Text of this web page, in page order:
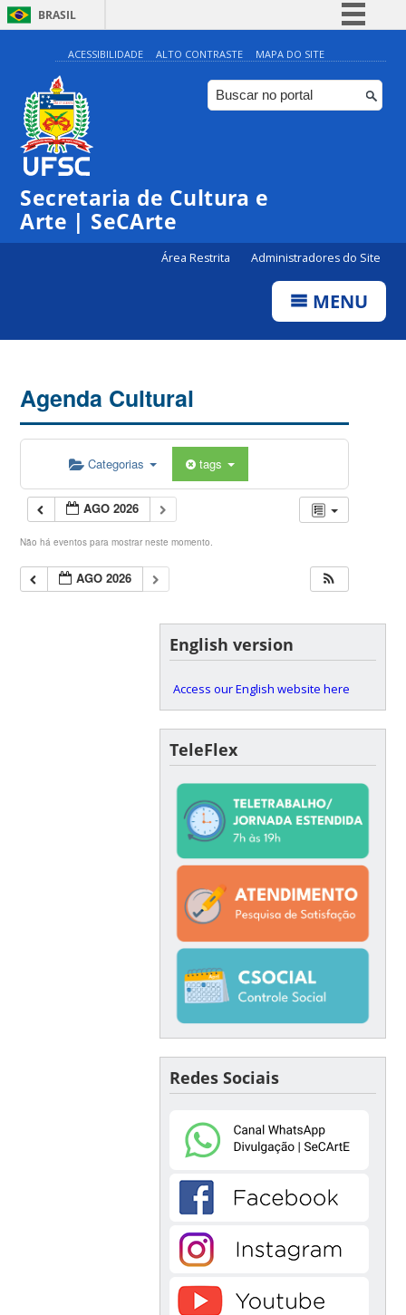
BRASIL
Simplifique!
Comunica BR
Participe
ACESSIBILIDADE ALTO CONTRASTE MAPA DO SITE
Secretaria de Cultura e
Arte | SeCArte
Área Restrita Administradores do Site
MENU
Agenda Cultural
Categorias tags
AGO 2026
Não há eventos para mostrar neste momento.
AGO 2026
English version
Access our English website here
TeleFlex
Redes Sociais